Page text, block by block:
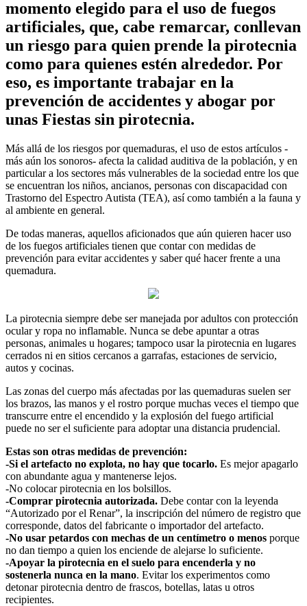
momento elegido para el uso de fuegos
artificiales, que, cabe remarcar, conllevan
un riesgo para quien prende la pirotecnia
como para quienes estén alrededor. Por
eso, es importante trabajar en la
prevención de accidentes y abogar por
unas Fiestas sin pirotecnia.
Más allá de los riesgos por quemaduras, el uso de estos artículos -
más aún los sonoros- afecta la calidad auditiva de la población, y en
particular a los sectores más vulnerables de la sociedad entre los que
se encuentran los niños, ancianos, personas con discapacidad con
Trastorno del Espectro Autista (TEA), así como también a la fauna y
al ambiente en general.
De todas maneras, aquellos aficionados que aún quieren hacer uso
de los fuegos artificiales tienen que contar con medidas de
prevención para evitar accidentes y saber qué hacer frente a una
quemadura.
La pirotecnia siempre debe ser manejada por adultos con protección
ocular y ropa no inflamable. Nunca se debe apuntar a otras
personas, animales u hogares; tampoco usar la pirotecnia en lugares
cerrados ni en sitios cercanos a garrafas, estaciones de servicio,
autos y cocinas.
Las zonas del cuerpo más afectadas por las quemaduras suelen ser
los brazos, las manos y el rostro porque muchas veces el tiempo que
transcurre entre el encendido y la explosión del fuego artificial
puede no ser el suficiente para adoptar una distancia prudencial.
Estas son otras medidas de prevención:
-Si el artefacto no explota, no hay que tocarlo. Es mejor apagarlo
con abundante agua y mantenerse lejos.
-No colocar pirotecnia en los bolsillos.
-Comprar pirotecnia autorizada. Debe contar con la leyenda
“Autorizado por el Renar”, la inscripción del número de registro que
corresponde, datos del fabricante o importador del artefacto.
-No usar petardos con mechas de un centímetro o menos porque
no dan tiempo a quien los enciende de alejarse lo suficiente.
-Apoyar la pirotecnia en el suelo para encenderla y no
sostenerla nunca en la mano. Evitar los experimentos como
detonar pirotecnia dentro de frascos, botellas, latas u otros
recipientes.